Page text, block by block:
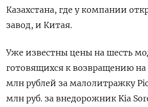
Казахстана, где у компании
завод, и Китая.
Уже известны цены на шесть
готовящихся к возвращению на
млн рублей за малолитражку
млн руб. за внедорожник Kia